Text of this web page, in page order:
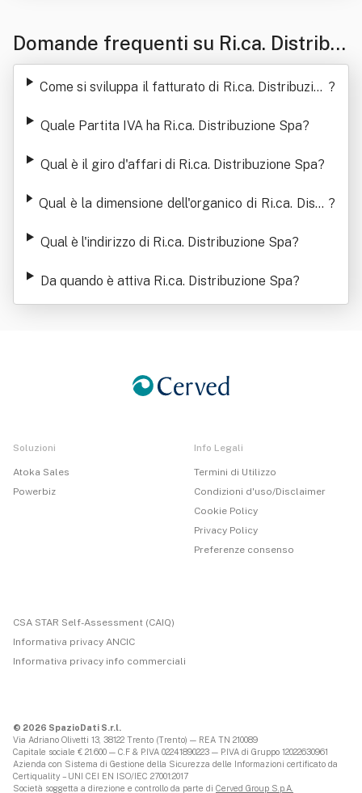
Domande frequenti su Ri.ca. Distribu
zione Spa
Come si sviluppa il fatturato di Ri.ca. Distribuzion ?
Quale Partita IVA ha Ri.ca. Distribuzione Spa?
Qual è il giro d'affari di Ri.ca. Distribuzione Spa?
Qual è la dimensione dell'organico di Ri.ca. Distri ?
Qual è l'indirizzo di Ri.ca. Distribuzione Spa?
Da quando è attiva Ri.ca. Distribuzione Spa?
Soluzioni
Atoka Sales
Powerbiz
Info Legali
Termini di Utilizzo
Condizioni d'uso/Disclaimer
Cookie Policy
Privacy Policy
Preferenze consenso
CSA STAR Self-Assessment (CAIQ)
Informativa privacy ANCIC
Informativa privacy info commerciali
© 2026 SpazioDati S.r.l.
Via Adriano Olivetti 13, 38122 Trento (Trento) — REA TN 210089
Capitale sociale € 21.600 — C.F & P.IVA 02241890223 — P.IVA di Gruppo 12022630961
Azienda con Sistema di Gestione della Sicurezza delle Informazioni certificato da
Certiquality – UNI CEI EN ISO/IEC 27001:2017
Società soggetta a direzione e controllo da parte di Cerved Group S.p.A.